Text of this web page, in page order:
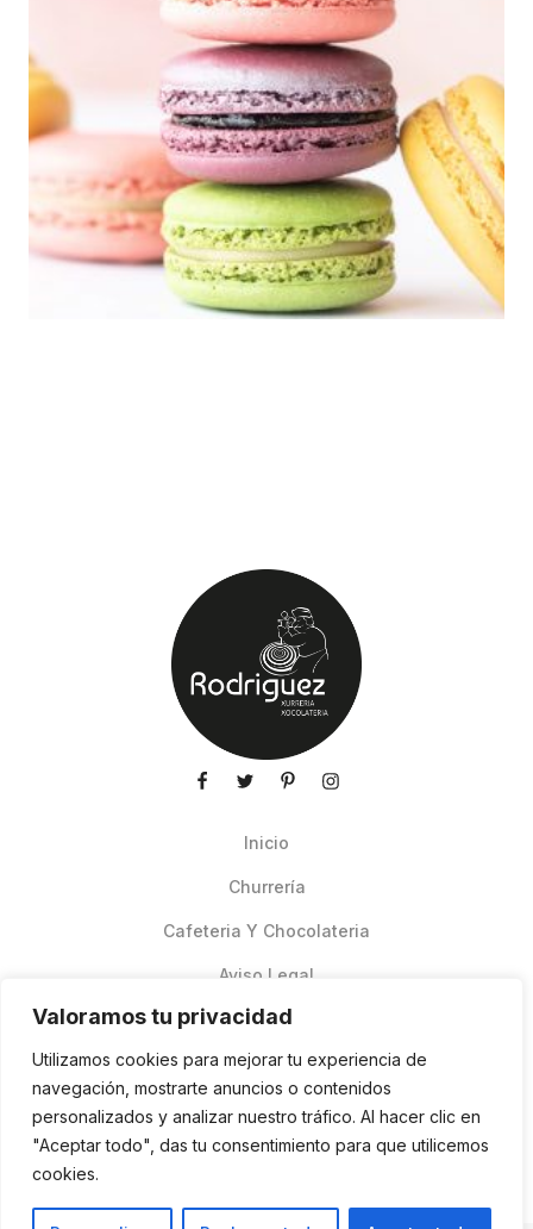
Valoramos tu privacidad
Utilizamos cookies para mejorar tu experiencia de
navegación, mostrarte anuncios o contenidos
personalizados y analizar nuestro tráfico. Al hacer clic en
"Aceptar todo", das tu consentimiento para que utilicemos
cookies.
Inicio
Churrería
Cafeteria Y Chocolateria
Aviso Legal
Pedidos Online Glovo
Contacto